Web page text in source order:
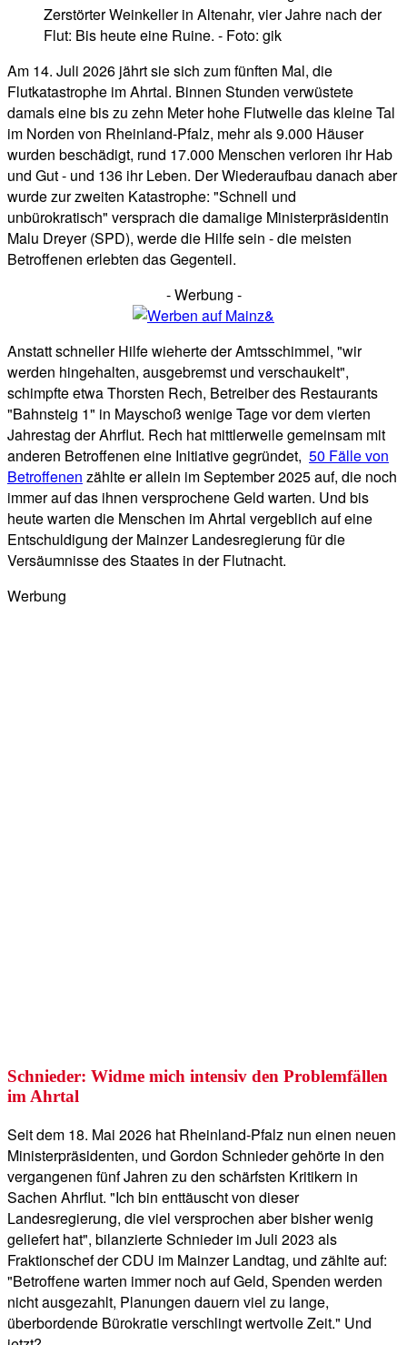
Zerstörter Weinkeller in Altenahr, vier Jahre nach der
Flut: Bis heute eine Ruine. - Foto: gik
Am 14. Juli 2026 jährt sie sich zum fünften Mal, die
Flutkatastrophe im Ahrtal. Binnen Stunden verwüstete
damals eine bis zu zehn Meter hohe Flutwelle das kleine Tal
im Norden von Rheinland-Pfalz, mehr als 9.000 Häuser
wurden beschädigt, rund 17.000 Menschen verloren ihr Hab
und Gut - und 136 ihr Leben. Der Wiederaufbau danach aber
wurde zur zweiten Katastrophe: "Schnell und
unbürokratisch" versprach die damalige Ministerpräsidentin
Malu Dreyer (SPD), werde die Hilfe sein - die meisten
Betroffenen erlebten das Gegenteil.
- Werbung -
Anstatt schneller Hilfe wieherte der Amtsschimmel, "wir
werden hingehalten, ausgebremst und verschaukelt",
schimpfte etwa Thorsten Rech, Betreiber des Restaurants
"Bahnsteig 1" in Mayschoß wenige Tage vor dem vierten
Jahrestag der Ahrflut. Rech hat mittlerweile gemeinsam mit
anderen Betroffenen eine Initiative gegründet, 50 Fälle von
Betroffenen zählte er allein im September 2025 auf, die noch
immer auf das ihnen versprochene Geld warten. Und bis
heute warten die Menschen im Ahrtal vergeblich auf eine
Entschuldigung der Mainzer Landesregierung für die
Versäumnisse des Staates in der Flutnacht.
Werbung
Schnieder: Widme mich intensiv den Problemfällen
im Ahrtal
Seit dem 18. Mai 2026 hat Rheinland-Pfalz nun einen neuen
Ministerpräsidenten, und Gordon Schnieder gehörte in den
vergangenen fünf Jahren zu den schärfsten Kritikern in
Sachen Ahrflut. "Ich bin enttäuscht von dieser
Landesregierung, die viel versprochen aber bisher wenig
geliefert hat", bilanzierte Schnieder im Juli 2023 als
Fraktionschef der CDU im Mainzer Landtag, und zählte auf:
"Betroffene warten immer noch auf Geld, Spenden werden
nicht ausgezahlt, Planungen dauern viel zu lange,
überbordende Bürokratie verschlingt wertvolle Zeit." Und